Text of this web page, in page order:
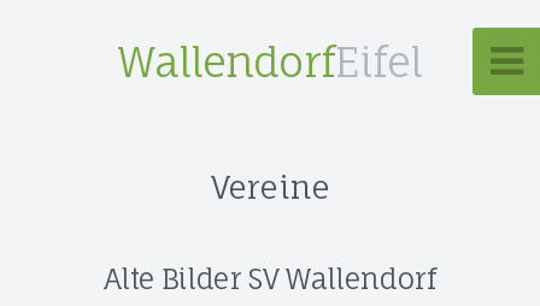
WallendorfEifel
Vereine
Alte Bilder SV Wallendorf